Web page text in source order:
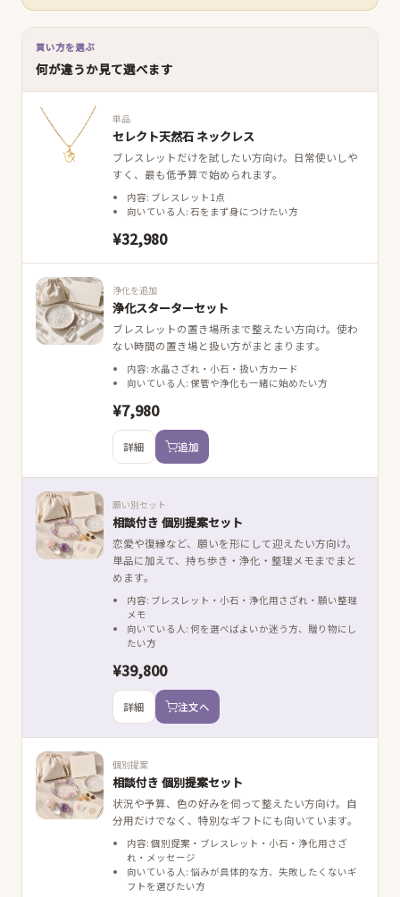
買い方を選ぶ
何が違うか見て選べます
単品
セレクト天然石 ネックレス
ブレスレットだけを試したい方向け。日常使いしや
すく、最も低予算で始められます。
内容: ブレスレット1点
向いている人: 石をまず身につけたい方
¥32,980
浄化を追加
浄化スターターセット
ブレスレットの置き場所まで整えたい方向け。使わ
ない時間の置き場と扱い方がまとまります。
内容: 水晶さざれ・小石・扱い方カード
向いている人: 保管や浄化も一緒に始めたい方
¥7,980
詳細 追加
願い別セット
相談付き 個別提案セット
恋愛や復縁など、願いを形にして迎えたい方向け。
単品に加えて、持ち歩き・浄化・整理メモまでまと
めます。
内容: ブレスレット・小石・浄化用さざれ・願い整理
メモ
向いている人: 何を選べばよいか迷う方、贈り物にし
たい方
¥39,800
詳細 注文へ
個別提案
相談付き 個別提案セット
状況や予算、色の好みを伺って整えたい方向け。自
分用だけでなく、特別なギフトにも向いています。
内容: 個別提案・ブレスレット・小石・浄化用さざ
れ・メッセージ
向いている人: 悩みが具体的な方、失敗したくないギ
フトを選びたい方